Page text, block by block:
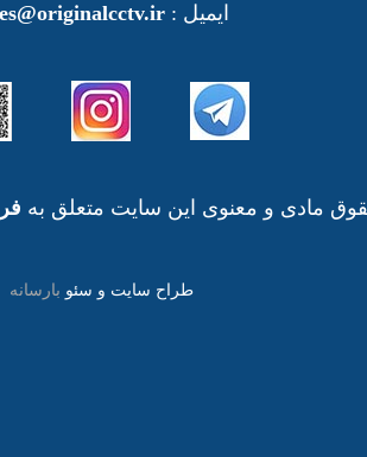
ایمیل :
مادی و معنوی این سایت متعلق به
طراح سایت و سئو بارسانه